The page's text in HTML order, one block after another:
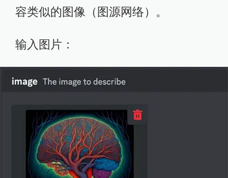
容类似的图像（图源网络）。
输入图片：